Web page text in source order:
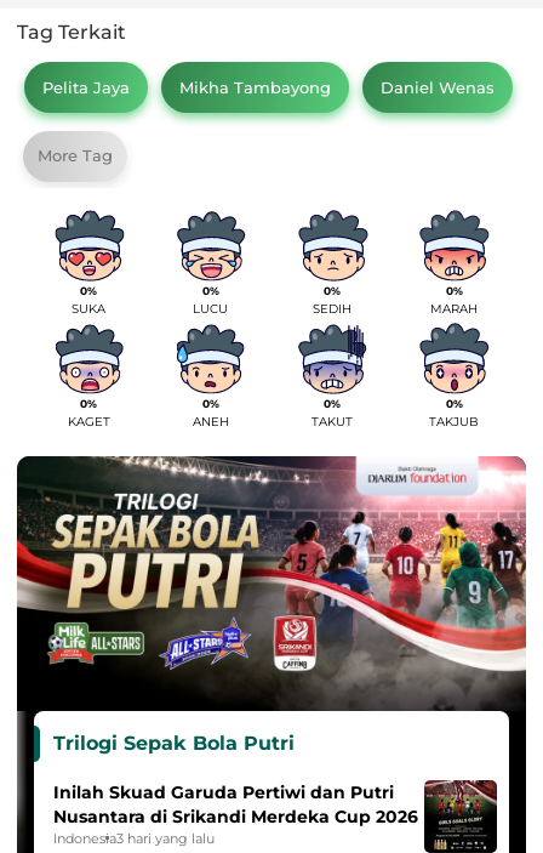
Tag Terkait
Pelita Jaya Mikha Tambayong Daniel Wenas
More Tag
0%
SUKA
0%
LUCU
0%
SEDIH
0%
MARAH
0%
KAGET
0%
ANEH
0%
TAKUT
0%
TAKJUB
Trilogi Sepak Bola Putri
Inilah Skuad Garuda Pertiwi dan Putri
Nusantara di Srikandi Merdeka Cup 2026
Indonesia3 hari yang lalu